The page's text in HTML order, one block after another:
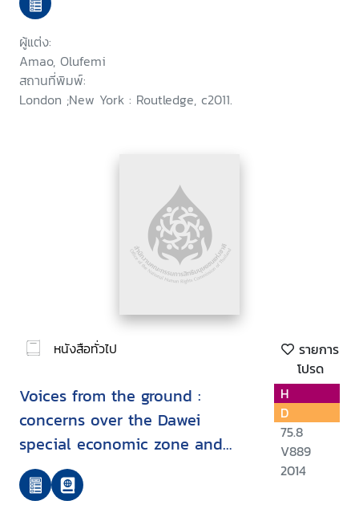
ผู้แต่ง:
Amao, Olufemi
สถานที่พิมพ์:
London ;New York : Routledge, c2011.
หนังสือทั่วไป
รายการ
โปรด
Voices from the ground :
concerns over the Dawei
special economic zone and
related projects
H
D
75.8
V889
2014